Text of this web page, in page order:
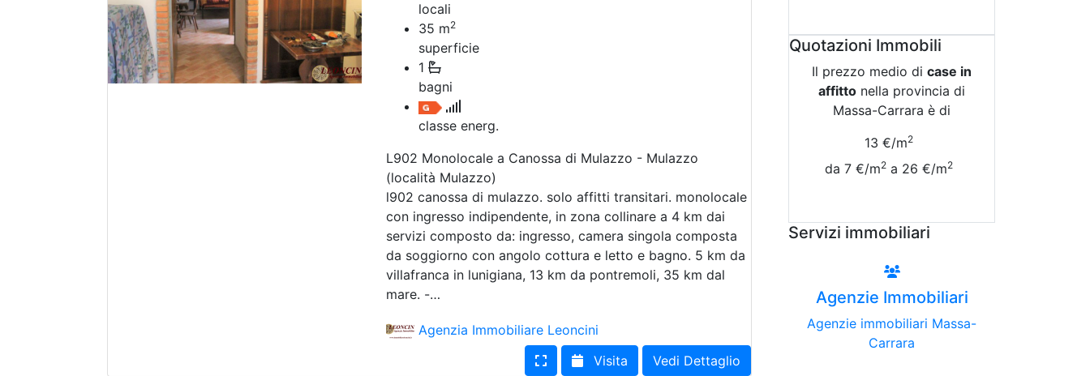
Palazzo/Stabile
Box/Garage
Negozi e Attivita Commerciali in Affitto
Qualsiasi
Attività/Licenza Commerciale
Azienda Agricola
Bar/Ristorante
Albergo
Laboratorio Artigianale
Negozio/locale commerciale
Agriturismo
Magazzini
Capannoni
Uffici
Terreni in Affitto
Qualsiasi
Terreno
locali
35 m2
superficie
1
bagni
classe energ.
L902 Monolocale a Canossa di Mulazzo - Mulazzo
(località Mulazzo)
l902 canossa di mulazzo. solo affitti transitari. monolocale
con ingresso indipendente, in zona collinare a 4 km dai
servizi composto da: ingresso, camera singola composta
da soggiorno con angolo cottura e letto e bagno. 5 km da
villafranca in lunigiana, 13 km da pontremoli, 35 km dal
mare. -…
Agenzia Immobiliare Leoncini
Visita
Vedi Dettaglio
Quotazioni Immobili
Il prezzo medio di case in
affitto nella provincia di
Massa-Carrara è di
13 €/m2
da 7 €/m2a 26 €/m2
Servizi immobiliari
Agenzie Immobiliari
Agenzie immobiliari Massa-
Carrara